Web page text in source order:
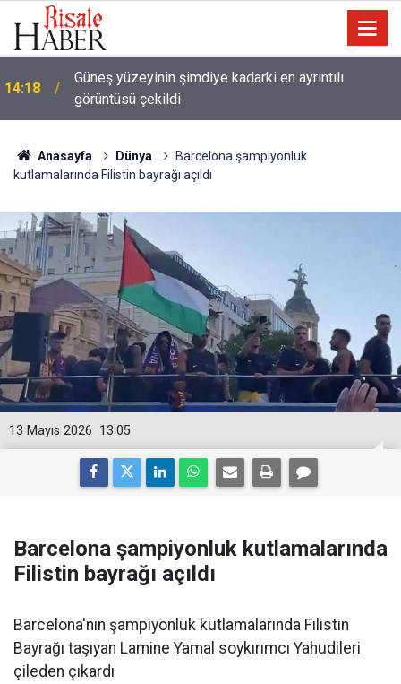
13:25 Tartışma: Yapay zeka, kitaptan soğutuyor mu?
Anasayfa Dünya
Barcelona şampiyonluk
kutlamalarında Filistin bayrağı açıldı
13:05
13 Mayıs 2026
Barcelona şampiyonluk kutlamalarında
Filistin bayrağı açıldı
Barcelona'nın şampiyonluk kutlamalarında Filistin
Bayrağı taşıyan Lamine Yamal soykırımcı Yahudileri
çileden çıkardı